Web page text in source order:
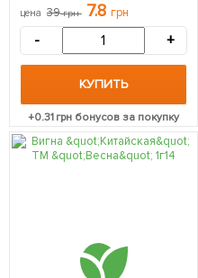
цена 39грн 7.8 грн
- +
КУПИТЬ
+0.31грн бонусов за покупку